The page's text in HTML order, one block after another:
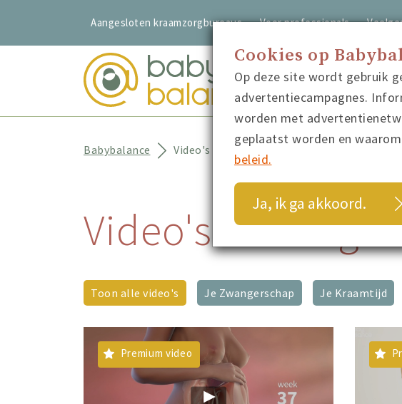
Aangesloten kraamzorgbureaus Voor professionals
Babybalance Video's
Video's met tag:
Toon alle video's Je Zwangerschap Je Kraamtijd
Premium video
Cookies op
Op deze site wordt gebruik
advertentiecampagnes.
worden met
geplaatst worden en
beleid.
Ja, ik ga akkoord.